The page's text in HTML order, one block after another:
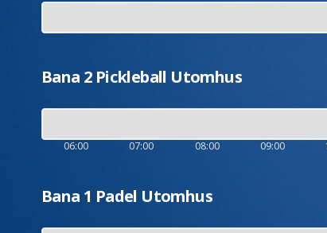
Bana 2 Pickleball Utomhus
06:00 07:00 08:00 09:00
Bana 1 Padel Utomhus